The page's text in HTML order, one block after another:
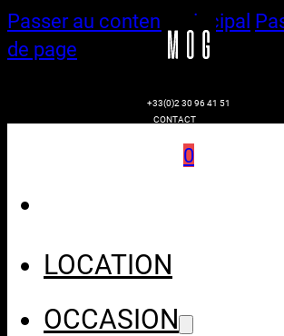
Passer au contenu principal
de page
+33(0)2 30 96 41 51
CONTACT
0
LOCATION
OCCASION